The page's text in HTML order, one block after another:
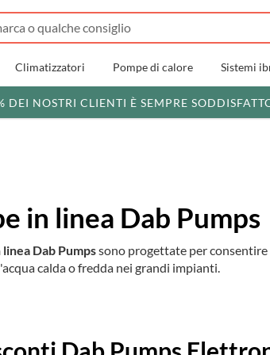
Climatizzatori Pompe di calore Sistemi
DEI NOSTRI CLIENTI È SEMPRE
in linea Dab Pumps
Dab Pumpssono progettate per
calda o fredda nei grandi impianti.